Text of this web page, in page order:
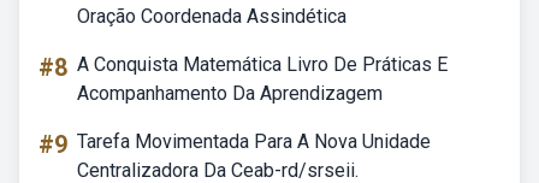
Oração Coordenada Assindética
#8 A Conquista Matemática Livro De Práticas E
Acompanhamento Da Aprendizagem
#9 Tarefa Movimentada Para A Nova Unidade
Centralizadora Da Ceab-rd/srseii.